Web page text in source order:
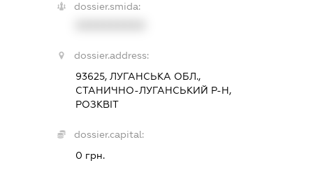
dossier.smida:
dossier.address:
93625, ЛУГАНСЬКА ОБЛ.,
СТАНИЧНО-ЛУГАНСЬКИЙ Р-Н,
РОЗКВІТ
dossier.capital:
0 грн.